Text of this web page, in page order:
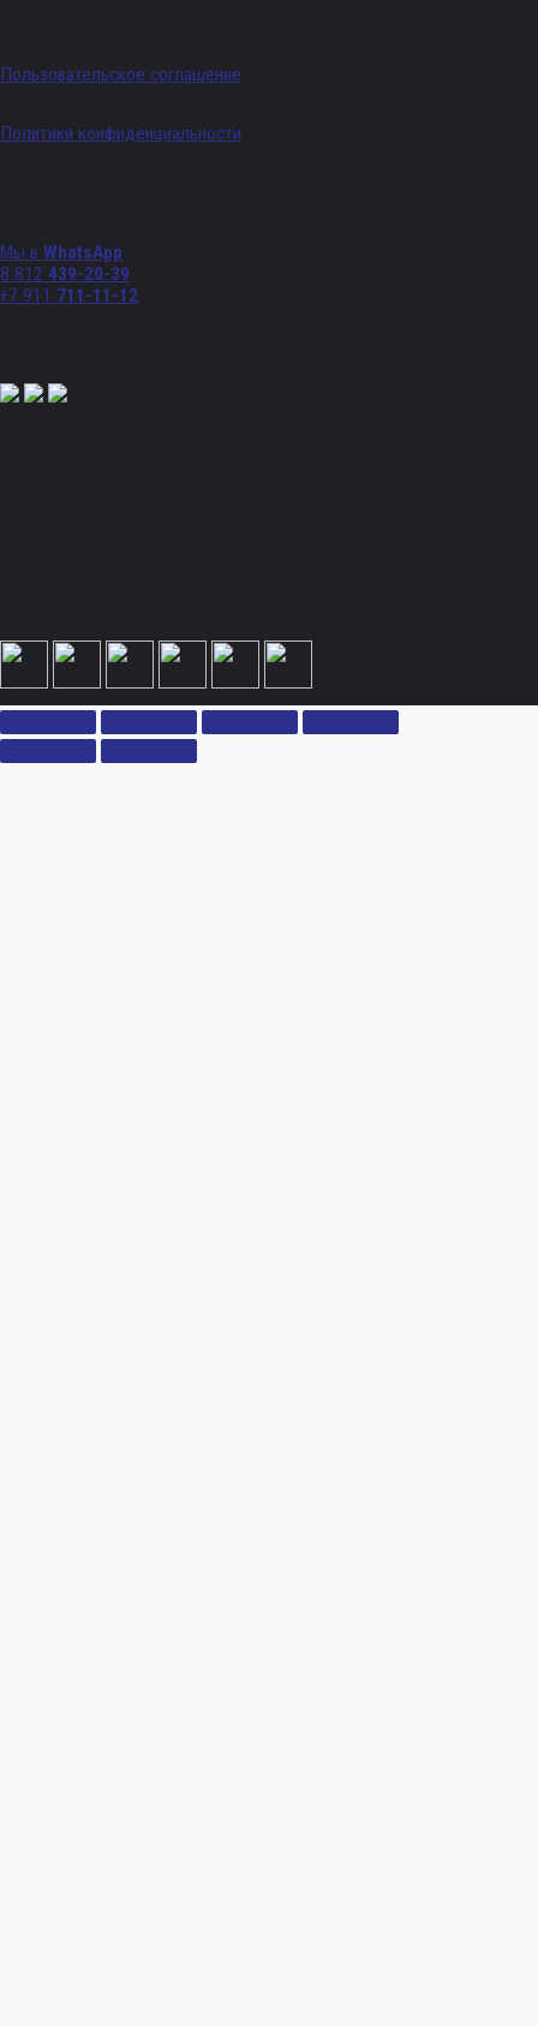
Пользовательское соглашение
Политики конфиденциальности
Мы в WhatsApp
8 812 439-20-39
+7 911 711-11-12